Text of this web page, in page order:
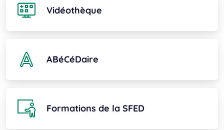
Vidéothèque
ABéCéDaire
Formations de la SFED